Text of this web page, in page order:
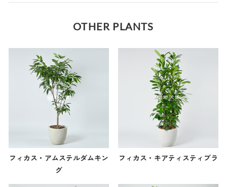
OTHER PLANTS
フィカス・アムステルダムキン
グ
フィカス・キアティスティプラ